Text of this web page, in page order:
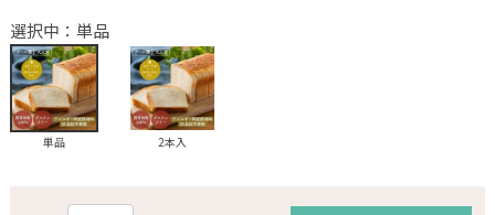
選択中：単品
単品 2本入